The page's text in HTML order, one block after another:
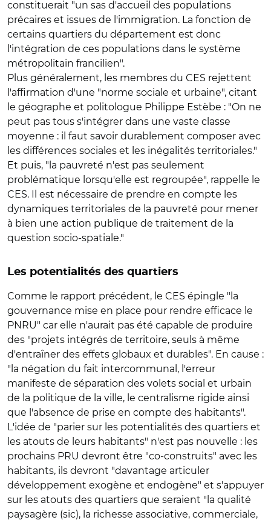
constituerait "un sas d'accueil des populations
précaires et issues de l'immigration. La fonction de
certains quartiers du département est donc
l'intégration de ces populations dans le système
métropolitain francilien".
Plus généralement, les membres du CES rejettent
l'affirmation d'une "norme sociale et urbaine", citant
le géographe et politologue Philippe Estèbe : "On ne
peut pas tous s'intégrer dans une vaste classe
moyenne : il faut savoir durablement composer avec
les différences sociales et les inégalités territoriales."
Et puis, "la pauvreté n'est pas seulement
problématique lorsqu'elle est regroupée", rappelle le
CES. Il est nécessaire de prendre en compte les
dynamiques territoriales de la pauvreté pour mener
à bien une action publique de traitement de la
question socio-spatiale."
Les potentialités des quartiers
Comme le rapport précédent, le CES épingle "la
gouvernance mise en place pour rendre efficace le
PNRU" car elle n'aurait pas été capable de produire
des "projets intégrés de territoire, seuls à même
d'entraîner des effets globaux et durables". En cause :
"la négation du fait intercommunal, l'erreur
manifeste de séparation des volets social et urbain
de la politique de la ville, le centralisme rigide ainsi
que l'absence de prise en compte des habitants".
L'idée de "parier sur les potentialités des quartiers et
les atouts de leurs habitants" n'est pas nouvelle : les
prochains PRU devront être "co-construits" avec les
habitants, ils devront "davantage articuler
développement exogène et endogène" et s'appuyer
sur les atouts des quartiers que seraient "la qualité
paysagère (sic), la richesse associative, commerciale,